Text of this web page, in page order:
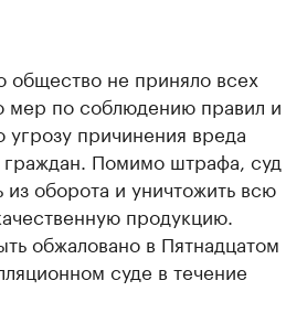
общество не приняло всех
мер по соблюдению правил и
причинения вреда
Помимо штрафа, суд
из оборота и уничтожить всю
продукцию.
обжаловано в Пятнадцатом
суде в течение